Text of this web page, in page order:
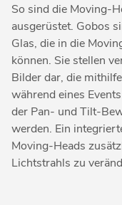
So sind die Moving-
ausgerüstet. Gobos
Glas, die in die
können. Sie stellen
Bilder dar, die
während eines
der Pan- und Tilt-
werden. Ein
Moving-Heads
Lichtstrahls zu